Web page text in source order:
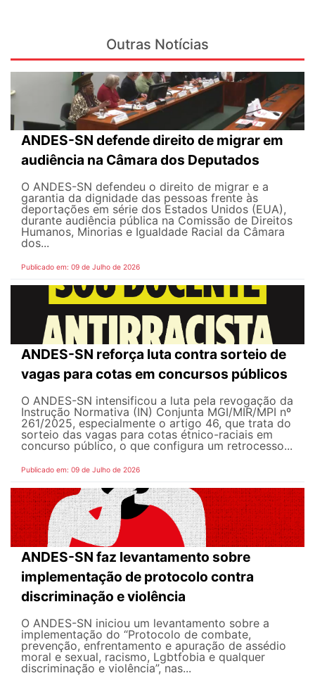
Outras Notícias
ANDES-SN defende direito de migrar em
audiência na Câmara dos Deputados
O ANDES-SN defendeu o direito de migrar e a
garantia da dignidade das pessoas frente às
deportações em série dos Estados Unidos (EUA),
durante audiência pública na Comissão de Direitos
Humanos, Minorias e Igualdade Racial da Câmara
dos...
Publicado em: 09 de Julho de 2026
ANDES-SN reforça luta contra sorteio de
vagas para cotas em concursos públicos
O ANDES-SN intensificou a luta pela revogação da
Instrução Normativa (IN) Conjunta MGI/MIR/MPI nº
261/2025, especialmente o artigo 46, que trata do
sorteio das vagas para cotas étnico-raciais em
concurso público, o que configura um retrocesso...
Publicado em: 09 de Julho de 2026
ANDES-SN faz levantamento sobre
implementação de protocolo contra
discriminação e violência
O ANDES-SN iniciou um levantamento sobre a
implementação do “Protocolo de combate,
prevenção, enfrentamento e apuração de assédio
moral e sexual, racismo, Lgbtfobia e qualquer
discriminação e violência”, nas...